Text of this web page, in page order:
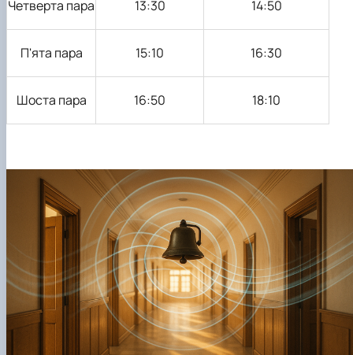
Четверта пара 13:30 14:50
П'ята пара 15:10 16:30
Шоста пара 16:50 18:10